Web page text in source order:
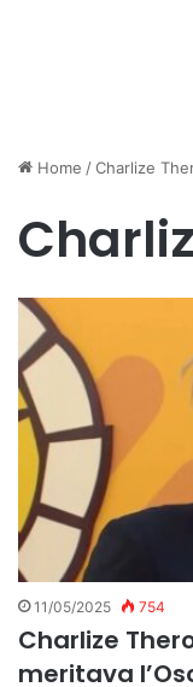
Home /Charlize
11/05/2025 754
Charlize
meritava